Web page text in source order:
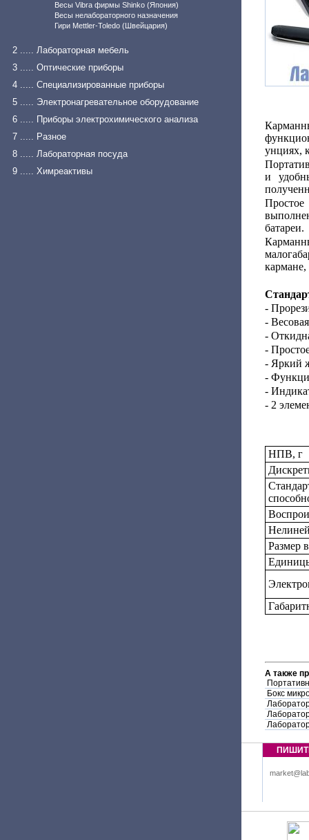
Весы Vibra фирмы Shinko (Япония)
Весы нелабораторного назначения
Гири Mettler-Toledo (Швейцария)
2 ..... Лабораторная мебель
3 ..... Оптические приборы
4 ..... Специализированные приборы
5 ..... Электронагревательное оборудование
6 ..... Приборы электрохимического анализа
7 ..... Разное
8 ..... Лабораторная посуда
9 ..... Химреактивы
унциях,
и
Простое
батареи.
кармане,
-
-
-
-
- Яркий
-
-
- 2
НПВ, г
Размер
А также
Бокс